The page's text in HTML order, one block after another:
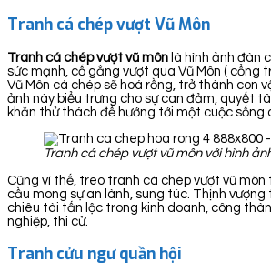
Tranh cá chép vượt Vũ Môn
Tranh cá chép vượt vũ môn là hình ảnh đàn
sức mạnh, cố gắng vượt qua Vũ Môn ( cổng
Vũ Môn cá chép sẽ hoá rồng, trở thành con
ảnh này biểu trưng cho sự can đảm, quyết
khăn thử thách để hướng tới một cuộc sống
Tranh cá chép vượt vũ môn với hình
Cũng vì thế, treo tranh cá chép vượt vũ môn
cầu mong sự an lành, sung túc. Thịnh vượng
chiêu tài tấn lộc trong kinh doanh, công
nghiệp, thi cử.
Tranh cửu ngư quần hội